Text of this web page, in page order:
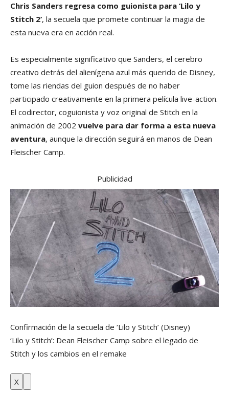
Chris Sanders regresa como guionista para ‘Lilo y
Stitch 2’, la secuela que promete continuar la magia de
esta nueva era en acción real.
Es especialmente significativo que Sanders, el cerebro
creativo detrás del alienígena azul más querido de Disney,
tome las riendas del guion después de no haber
participado creativamente en la primera película live-action.
El codirector, coguionista y voz original de Stitch en la
animación de 2002 vuelve para dar forma a esta nueva
aventura, aunque la dirección seguirá en manos de Dean
Fleischer Camp.
Publicidad
Confirmación de la secuela de ‘Lilo y Stitch’ (Disney)
‘Lilo y Stitch’: Dean Fleischer Camp sobre el legado de
Stitch y los cambios en el remake
X